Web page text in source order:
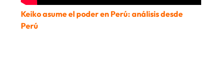
Keiko asume el poder en Perú: análisis desde
Perú